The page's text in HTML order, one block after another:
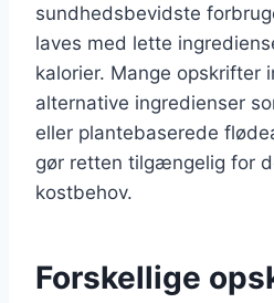
sundhedsbevidste
laves med lette
kalorier. Mange opskrifter
alternative ingredienser
eller plantebaserede
gør retten tilgængelig for
kostbehov.
Forskellige